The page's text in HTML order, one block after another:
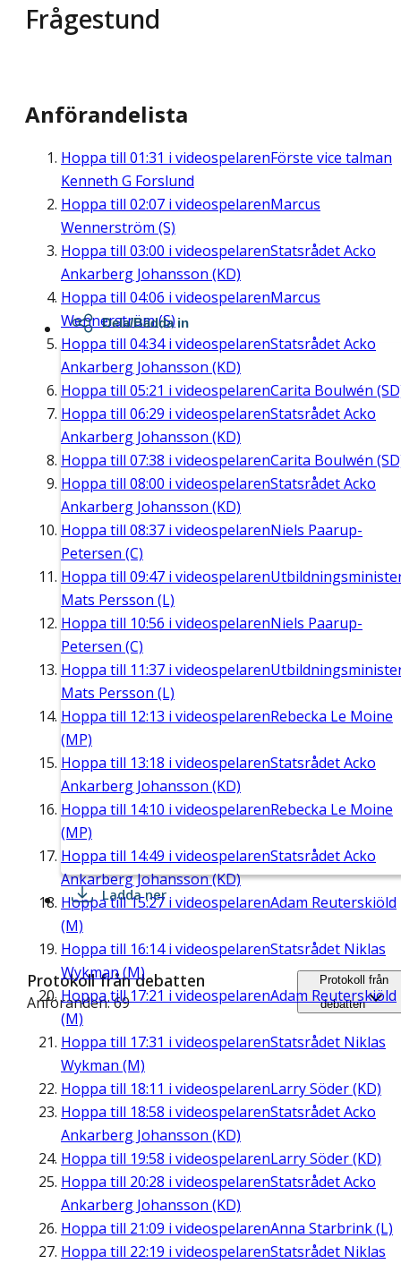
Frågestund
Anförandelista
Hoppa till 01:31 i videospelarenFörste vice talman
Kenneth G Forslund
Hoppa till 02:07 i videospelarenMarcus
Wennerström (S)
Hoppa till 03:00 i videospelarenStatsrådet Acko
Ankarberg Johansson (KD)
Hoppa till 04:06 i videospelarenMarcus
Wennerström (S)
Hoppa till 04:34i videospelarenStatsrådet Acko
Ankarberg Johansson (KD)
Hoppa till 05:21 i videospelarenCarita Boulwén
Hoppa till 06:29 i videospelarenStatsrådet Acko
Ankarberg Johansson (KD)
Hoppa till 07:38 i videospelarenCarita Boulwén
Hoppa till 08:00 i videospelarenStatsrådet Acko
Ankarberg Johansson (KD)
Hoppa till 08:37 i videospelarenNiels Paarup-
Petersen (C)
Hoppa till 09:47 i videospelaren
Mats Persson (L)
Hoppa till 10:56 i videospelarenNiels Paarup-
Petersen (C)
Hoppa till 11:37 i videospelaren
Mats Persson (L)
Hoppa till 12:13 i videospelarenRebecka Le Moine
(MP)
Hoppa till 13:18 i videospelarenStatsrådet Acko
Ankarberg Johansson (KD)
Hoppa till 14:10 i videospelarenRebecka Le Moine
(MP)
Hoppa till 14:49 i videospelarenStatsrådet Acko
Ankarberg Johansson (KD)
Hoppa till15:27 i videospelarenAdam Reuterskiöld
(M)
Hoppa till 16:14i videospelarenStatsrådet Niklas
Wykman (M)
Hoppa till17:21 i videospelarenAdam Reuterskiöld
(M)
Hoppa till 17:31 i videospelarenStatsrådet Niklas
Wykman (M)
Hoppa till 18:11 i videospelarenLarry Söder (KD)
Hoppa till 18:58 i videospelarenStatsrådet Acko
Ankarberg Johansson (KD)
Hoppa till 19:58 i videospelarenLarry Söder (KD)
Hoppa till 20:28 i videospelarenStatsrådet Acko
Ankarberg Johansson (KD)
Hoppa till 21:09 i videospelarenAnna Starbrink (L)
Hoppa till 22:19 i videospelarenStatsrådet Niklas
Dela/Bädda in
Ladda ner
Protokoll från debatten
Anföranden: 69
Protokoll från
debatten